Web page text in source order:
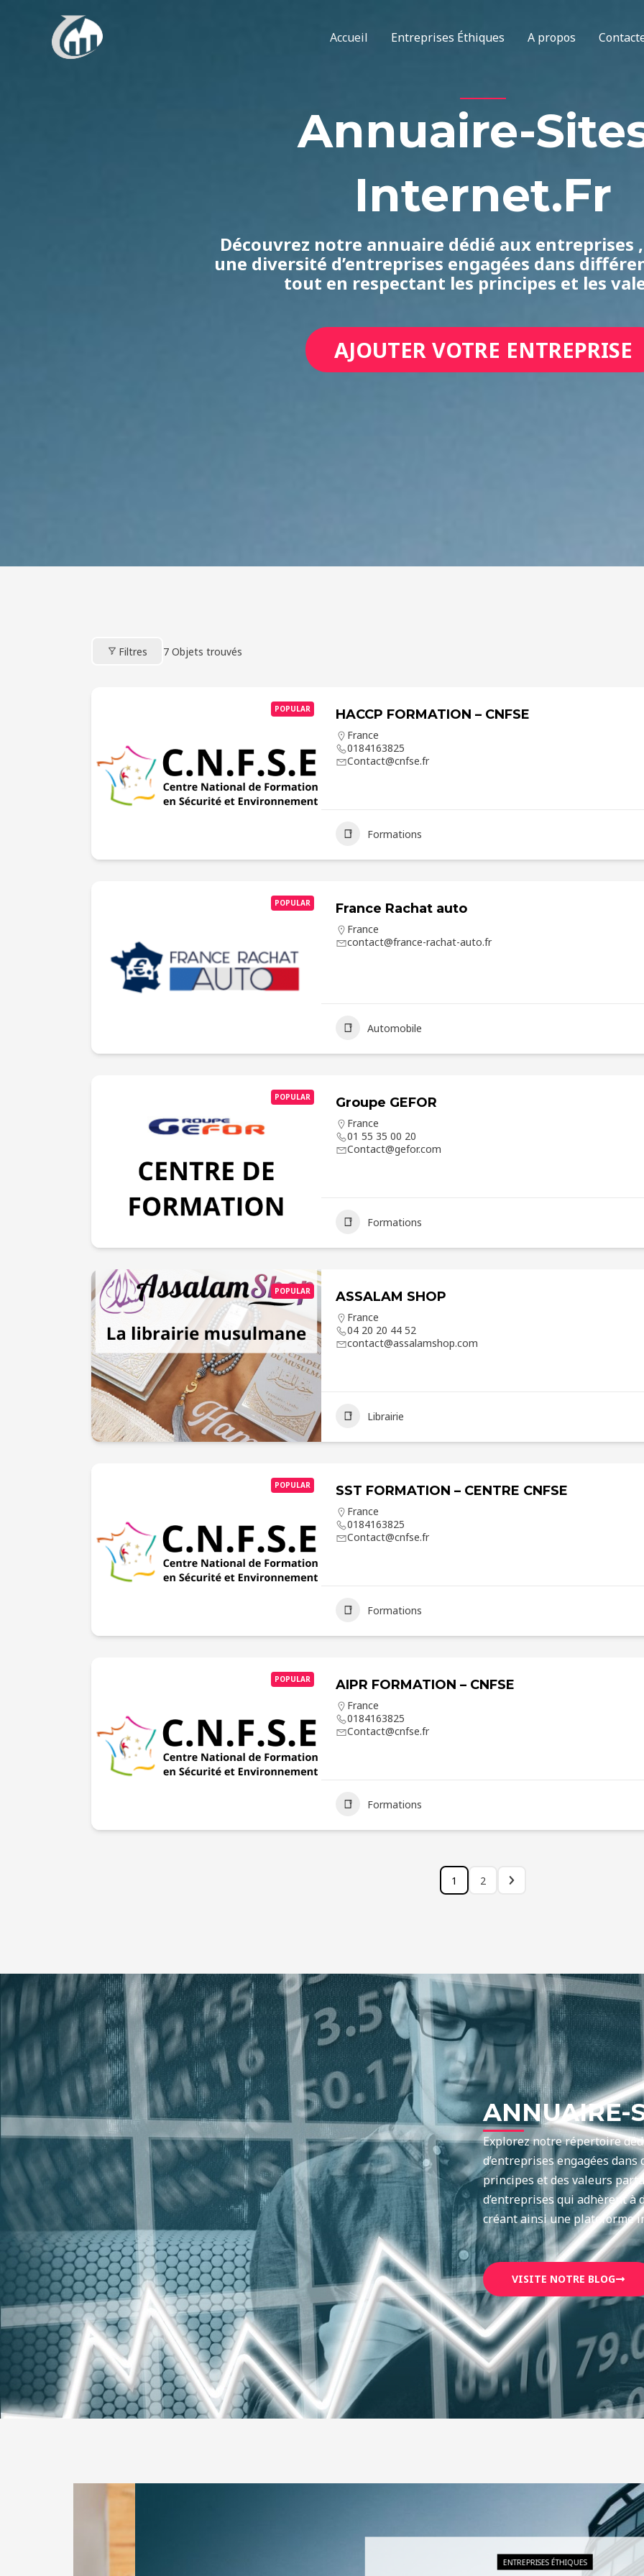
Accueil Entreprises Éthiques A propos
Annuaire-
Internet.fr
Découvrez notre annuaire dédié aux entreprises
une diversité d’entreprises engagées dans
tout en respectant les principes et les
AJOUTER VOTRE ENTREPRISE
Filtres 7 Objets trouvés
POPULAR HACCP FORMATION – CNFSE
France
0184163825
Contact@cnfse.fr
Formations
POPULAR France Rachat auto
France
contact@france-rachat-auto.fr
Automobile
POPULAR Groupe GEFOR
France
01 55 35 00 20
Contact@gefor.com
Formations
POPULAR ASSALAM SHOP
France
04 20 20 44 52
contact@assalamshop.com
Librairie
POPULAR SST FORMATION – CENTRE CNFSE
France
0184163825
Contact@cnfse.fr
Formations
POPULAR AIPR FORMATION – CNFSE
France
0184163825
Contact@cnfse.fr
Formations
1 2
ANNUAIRE-
Explorez notre répertoire
d’entreprises engagées
principes et des valeurs
d’entreprises qui adhèrent à
créant ainsi une plateforme
VISITE NOTRE BLOG
ENTREPRISES ÉTHIQUES